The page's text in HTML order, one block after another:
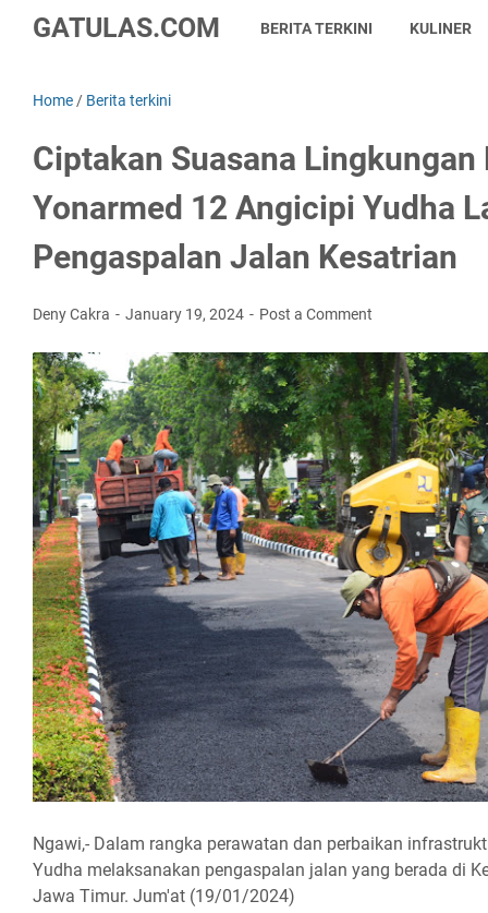
GATULAS.COM BERITA TERKINI KULINER
Home / Berita terkini
Ciptakan Suasana Lingkungan
Yonarmed 12 Angicipi Yudha
Pengaspalan Jalan Kesatrian
Deny Cakra January 19, 2024 Post a Comment
Ngawi,- Dalam rangka perawatan dan perbaikan
Yudha melaksanakan pengaspalan jalan yang berada di
Jawa Timur. Jum'at (19/01/2024)